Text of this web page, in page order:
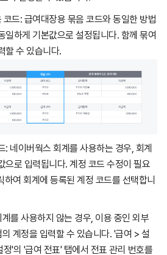
드: 급여대장용 묶음 코드와 동일한 방법
일하게 기본값으로 설정됩니다. 함께 묶여
할 수 있습니다.
: 네이버웍스 회계를 사용하는 경우, 회계
으로 입력됩니다. 계정 코드 수정이 필요
하여 회계에 등록된 계정 코드를 선택합니
를 사용하지 않는 경우, 이용 중인 외부
계정을 입력할 수 있습니다. '급여 > 설
정'의 '급여 전표' 탭에서 전표 관리 번호를